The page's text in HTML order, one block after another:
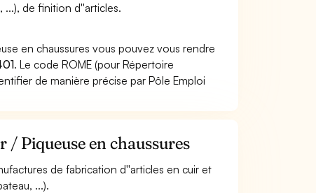
de finition d''articles.
en chaussures vous pouvez vous rendre
. Le code ROME (pour Répertoire
de manière précise par Pôle Emploi
Piqueuse en chaussures
de fabrication d''articles en cuir et
...).